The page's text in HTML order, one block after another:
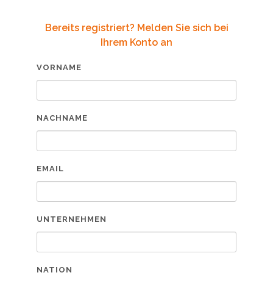
Bereits registriert? Melden Sie sich bei
Ihrem Konto an
VORNAME
NACHNAME
EMAIL
UNTERNEHMEN
NATION